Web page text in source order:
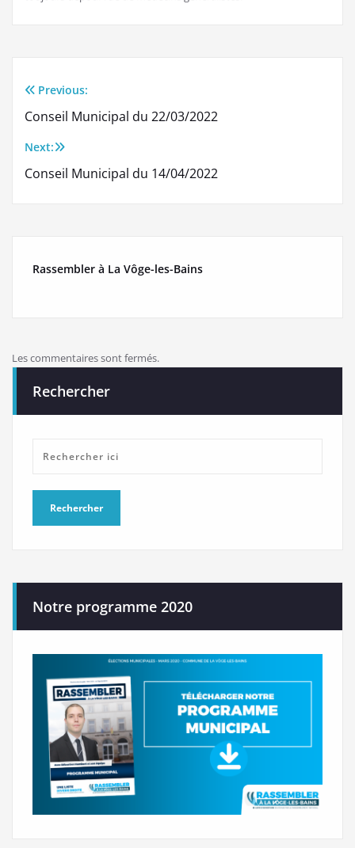
Navigation
de
l’article
Previous:
Conseil Municipal du 22/03/2022
Next:
Conseil Municipal du 14/04/2022
Rassembler à La Vôge-les-Bains
Les commentaires sont fermés.
Rechercher
Notre programme 2020